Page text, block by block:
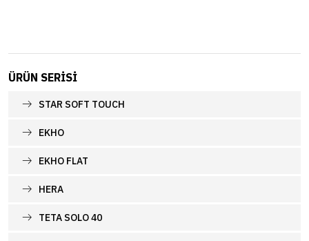
ÜRÜN SERISI
STAR SOFT TOUCH
EKHO
EKHO FLAT
HERA
TETA SOLO 40